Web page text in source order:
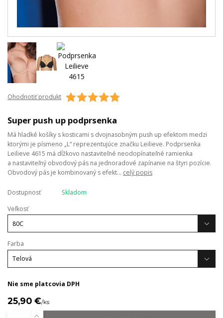
Ohodnotiť produkt
Super push up podprsenka
Má hladké košíky s kosticami s dvojnasobným push up efektom medzi
ktorými je písmeno „L“ reprezentujúce značku Leilieve. Podprsenka
Leilieve 4615 má dĺžkovo nastaviteľné neodopínateľné ramienka
a nastaviteľný obvodový pás na jednoradové zapínanie na štyri pozície.
Obvodový pás je kombinovaný s efekt... celý popis
Dostupnosť
Skladom
Veľkosť
Farba
Nie sme platcovia DPH
25,90 €/ks